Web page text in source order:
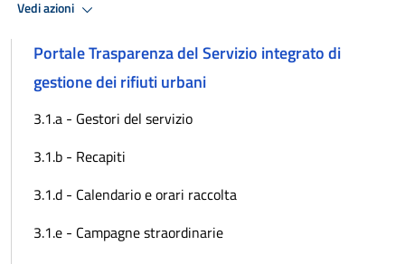
Vedi azioni
Portale Trasparenza del Servizio integrato di
gestione dei rifiuti urbani
3.1.a - Gestori del servizio
3.1.b - Recapiti
3.1.d - Calendario e orari raccolta
3.1.e - Campagne straordinarie